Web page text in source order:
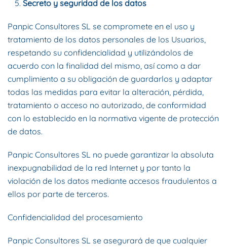
Secreto y seguridad de los datos
Panpic Consultores SL se compromete en el uso y
tratamiento de los datos personales de los Usuarios,
respetando su confidencialidad y utilizándolos de
acuerdo con la finalidad del mismo, así como a dar
cumplimiento a su obligación de guardarlos y adaptar
todas las medidas para evitar la alteración, pérdida,
tratamiento o acceso no autorizado, de conformidad
con lo establecido en la normativa vigente de protección
de datos.
Panpic Consultores SL no puede garantizar la absoluta
inexpugnabilidad de la red Internet y por tanto la
violación de los datos mediante accesos fraudulentos a
ellos por parte de terceros.
Confidencialidad del procesamiento
Panpic Consultores SL se asegurará de que cualquier